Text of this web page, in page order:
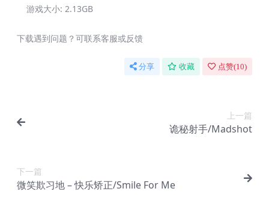
游戏大小: 2.13GB
下载遇到问题？可联系客服或反馈
分享 收藏 点赞(10)
上一篇
诡秘射手/Madshot
下一篇
微笑欺习地 – 快乐矫正/Smile For Me